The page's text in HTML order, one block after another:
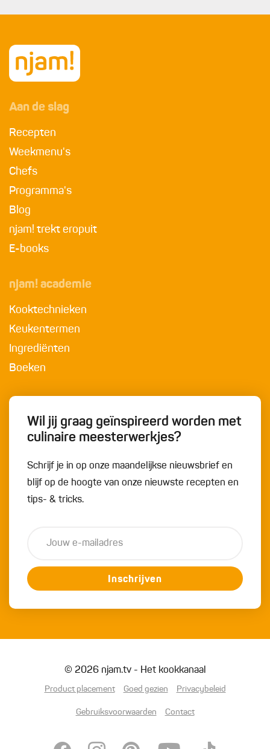
Aan de slag
Recepten
Weekmenu's
Chefs
Programma's
Blog
njam! trekt eropuit
E-books
njam! academie
Kooktechnieken
Keukentermen
Ingrediënten
Boeken
Wil jij graag geïnspireerd worden met
culinaire meesterwerkjes?
Schrijf je in op onze maandelijkse nieuwsbrief en
blijf op de hoogte van onze nieuwste recepten en
tips- & tricks.
Inschrijven
© 2026 njam.tv - Het kookkanaal
Product placement Goed gezien Privacybeleid
Gebruiksvoorwaarden Contact